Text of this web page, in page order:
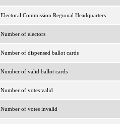
Electoral Commission Regional Headquarters
Number of electors
Number of dispensed ballot cards
Number of valid ballot cards
Number of votes valid
Number of votes invalid